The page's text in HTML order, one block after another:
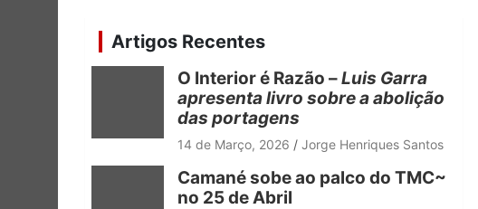
c
h
Artigos Recentes
O Interior é Razão –Luis Garra
apresenta livro sobre a abolição
das portagens
14 de Março, 2026 Jorge Henriques Santos
Camané sobe ao palco do TMC~
no 25 de Abril